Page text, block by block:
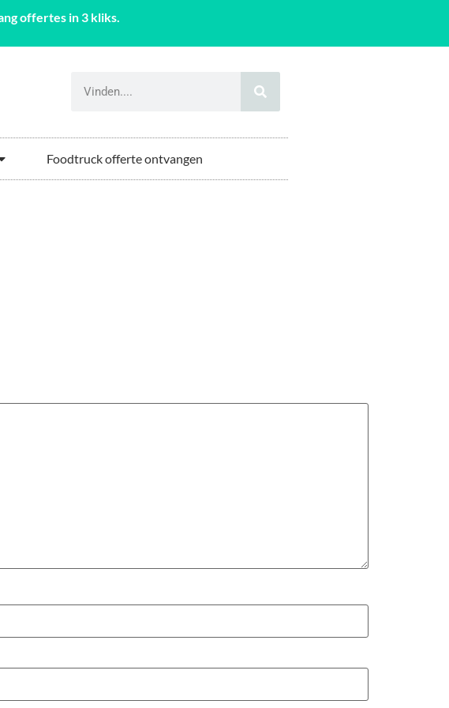
offertes in 3 kliks.
Foodtruck offerte ontvangen